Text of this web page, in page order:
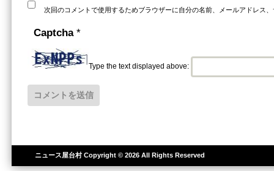
次回のコメントで使用するためブラウザーに自分の名前、メールアドレス
Captcha *
Type the text displayed above:
ニュース屋台村Copyright © 2026 All Rights Reserved